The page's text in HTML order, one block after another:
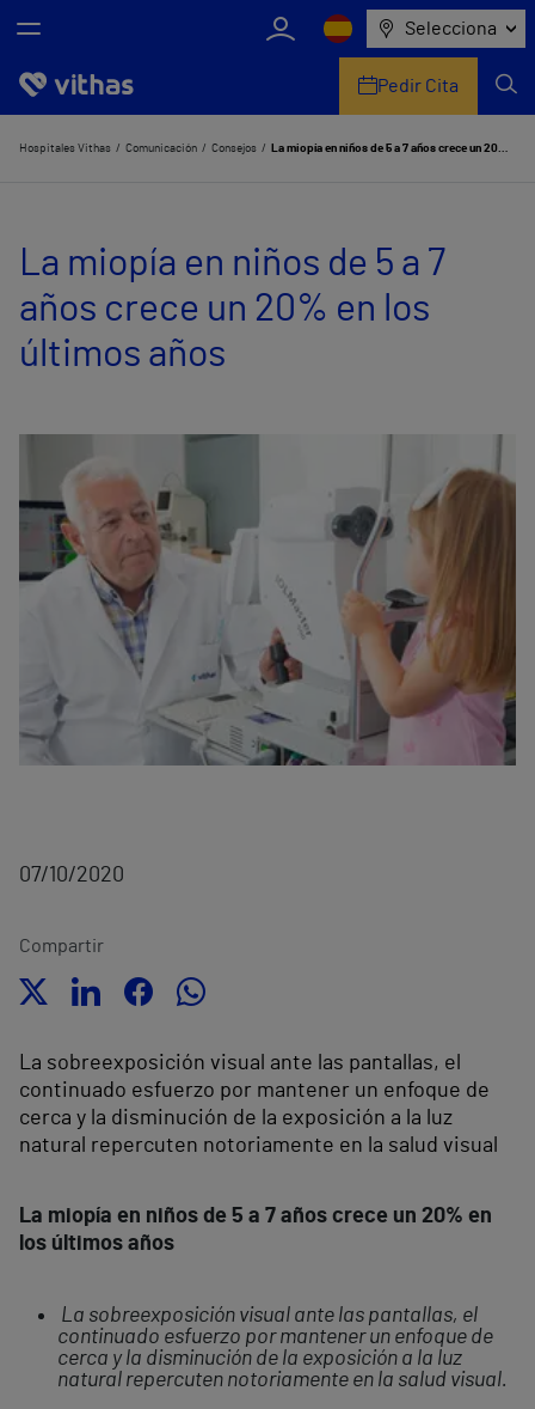
Selecciona
Nosotros
Servicios de salud
Equipo médico y asistencial
Comunicación
Pedir Cita
Hospitales Vithas Comunicación Consejos La miopía en niños de 5 a 7 años crece un 20% en los últimos años
La miopía en niños de 5 a 7
años crece un 20% en los
últimos años
07/10/2020
Compartir
La sobreexposición visual ante las pantallas, el
continuado esfuerzo por mantener un enfoque de
cerca y la disminución de la exposición a la luz
natural repercuten notoriamente en la salud visual
La miopía en niños de 5 a 7 años crece un 20% en
los últimos años
La sobreexposición visual ante las pantallas, el
continuado esfuerzo por mantener un enfoque de
cerca y la disminución de la exposición a la luz
natural repercuten notoriamente en la salud visual.